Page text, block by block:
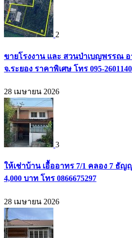
2
ขายโรงงาน และ สวนป่าเบญพรรณ อ
จ.ระยอง ราคาพิเศษ โทร 095-2601140
28 เมษายน 2026
3
ให้เช่าบ้าน เอื้ออาทร 7/1 คลอง 7 ธั
4,000 บาท โทร 0866675297
28 เมษายน 2026